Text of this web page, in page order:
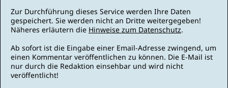
Zur Durchführung dieses Service werden Ihre Daten
gespeichert. Sie werden nicht an Dritte weitergegeben!
Näheres erläutern die Hinweise zum Datenschutz.
Ab sofort ist die Eingabe einer Email-Adresse zwingend, um
einen Kommentar veröffentlichen zu können. Die E-Mail ist
nur durch die Redaktion einsehbar und wird nicht
veröffentlicht!